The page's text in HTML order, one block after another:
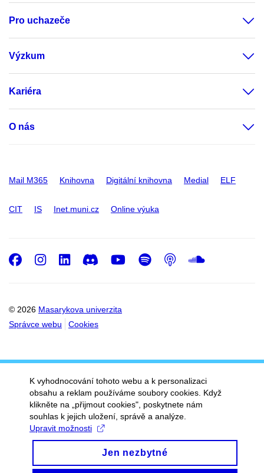
Pro uchazeče
Výzkum
Kariéra
O nás
Mail M365 Knihovna Digitální knihovna Medial ELF
CIT IS Inet.muni.cz Online výuka
© 2026 Masarykova univerzita
Správce webu
Cookies
Facebook
Instagram
LinkedIn
DiscordYoutube
Spotify
Podcast
K vyhodnocování tohoto webu a k personalizaci
obsahu a reklam používáme soubory cookies. Když
klikněte na „přijmout cookies", poskytnete nám
souhlas k jejich uložení, správě a analýze.
Upravit možnosti
Jen nezbytné